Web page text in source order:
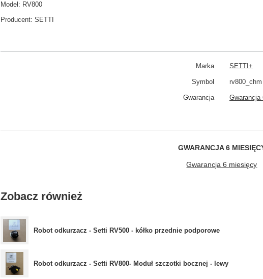
Model: RV800
Producent: SETTI
Marka SETTI+
Symbol rv800_chm
Gwarancja
GWARANCJA 6
Gwarancja 6 miesięcy
Zobacz również
Robot odkurzacz - Setti RV500 - kółko przednie podporowe
Robot odkurzacz - Setti RV800- Moduł szczotki bocznej - lewy